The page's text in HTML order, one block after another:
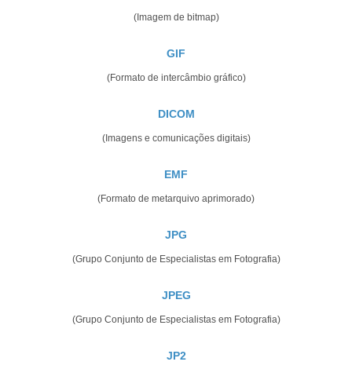
(Imagem de bitmap)
GIF
(Formato de intercâmbio gráfico)
DICOM
(Imagens e comunicações digitais)
EMF
(Formato de metarquivo aprimorado)
JPG
(Grupo Conjunto de Especialistas em Fotografia)
JPEG
(Grupo Conjunto de Especialistas em Fotografia)
JP2